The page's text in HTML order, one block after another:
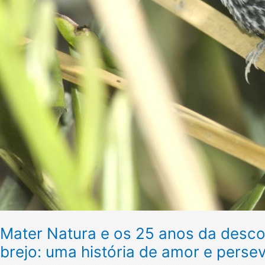
Mater Natura e os 25 anos da
brejo: uma história de amor e
bicudinho-
uma
de
amor
e
perseverança